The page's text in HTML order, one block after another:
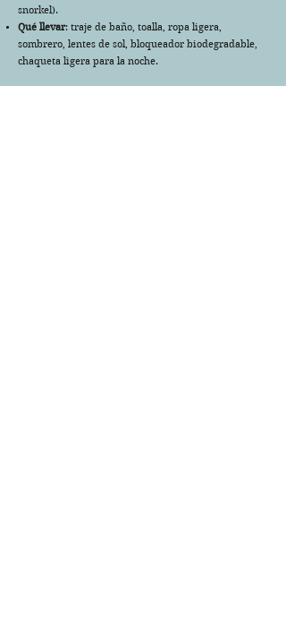
snorkel).
Qué llevar: traje de baño, toalla, ropa ligera,
sombrero, lentes de sol, bloqueador biodegradable,
chaqueta ligera para la noche.